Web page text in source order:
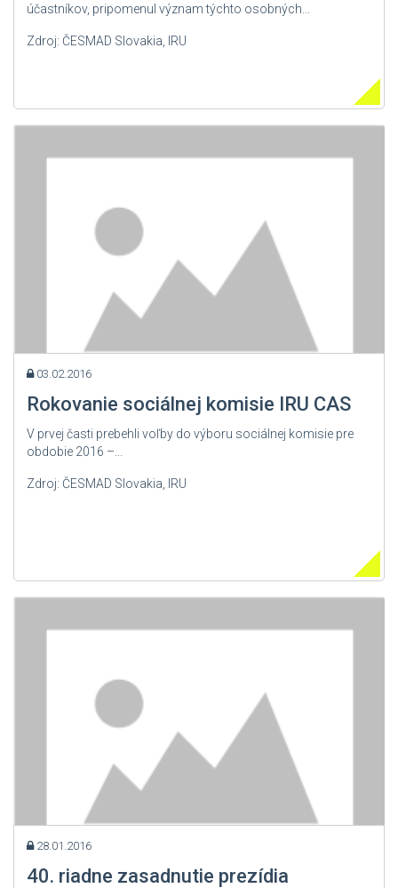
účastníkov, pripomenul význam týchto osobných...
Zdroj: ČESMAD Slovakia, IRU
03.02.2016
Rokovanie sociálnej komisie IRU CAS
V prvej časti prebehli voľby do výboru sociálnej komisie pre
obdobie 2016 –...
Zdroj: ČESMAD Slovakia, IRU
28.01.2016
40. riadne zasadnutie prezídia